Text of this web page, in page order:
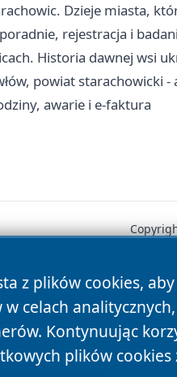
Dzieje miasta,
rejestracja i
Historia dawnej wsi
powiat starachowicki
awarie i e-faktura
z plików cookies,
celach
Kontynuując
plików cookies
News